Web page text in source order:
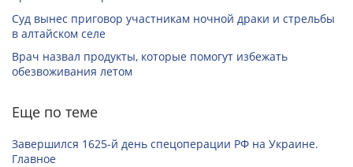
Суд вынес приговор участникам ночной драки и стрельбы
в алтайском селе
Врач назвал продукты, которые помогут избежать
обезвоживания летом
Еще по теме
Завершился 1625-й день спецоперации РФ на Украине.
Главное